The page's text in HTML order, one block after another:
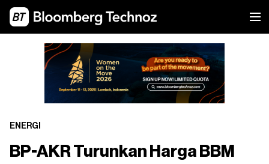
ENERGI
BP-AKR Turunkan Harga BBM